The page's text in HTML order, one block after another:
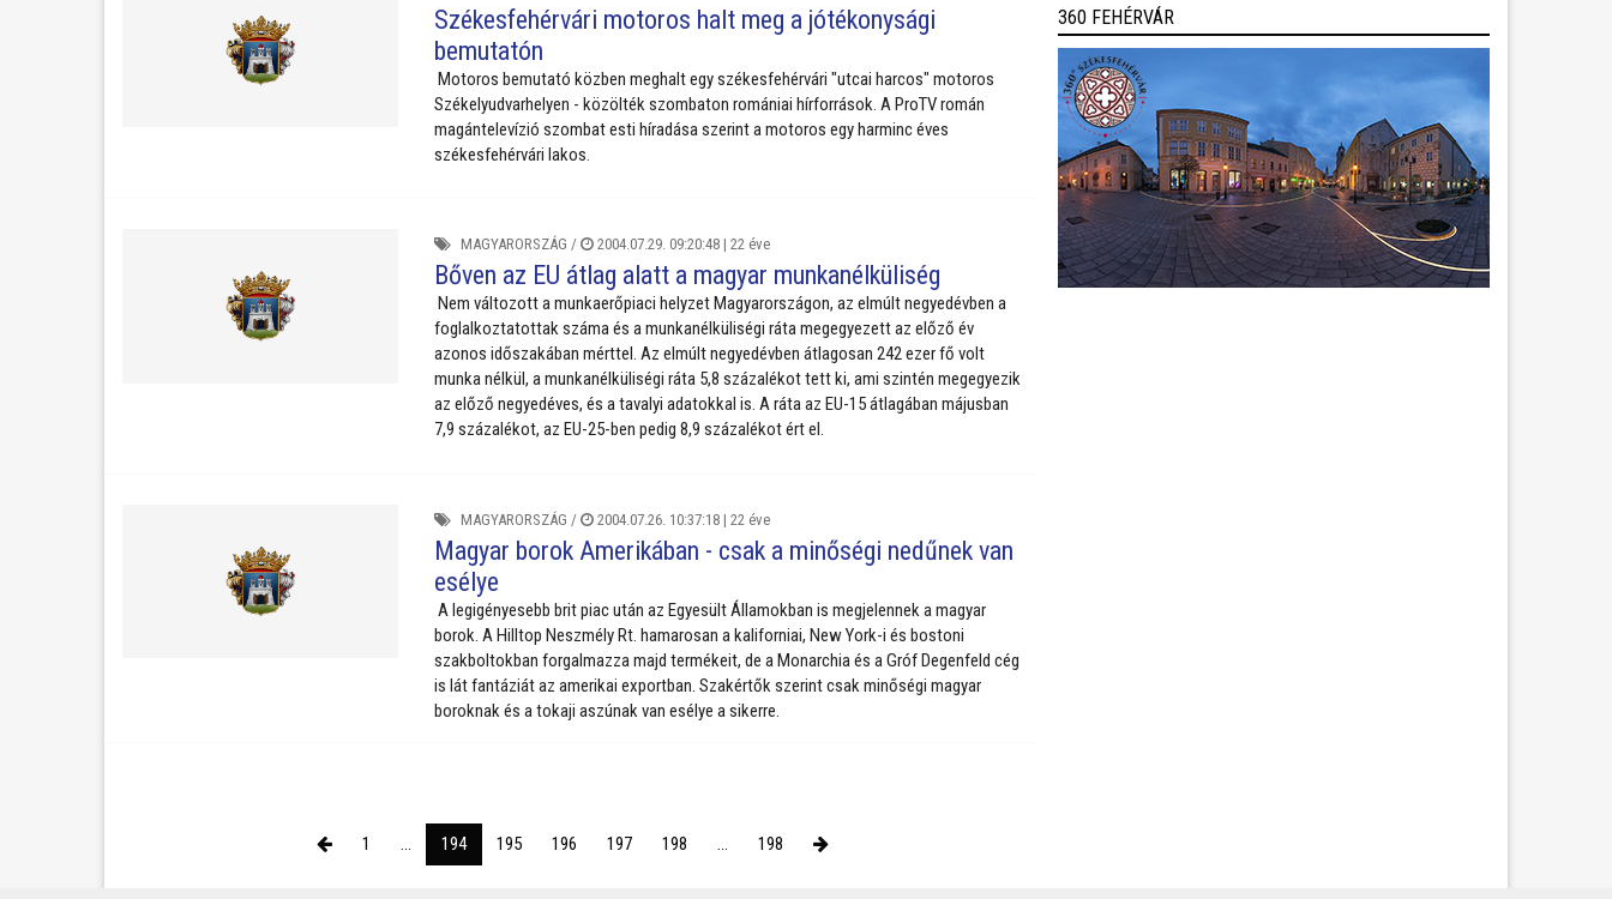
Székesfehérvári motoros halt meg a jótékonysági
bemutatón
Motoros bemutató közben meghalt egy székesfehérvári "utcai harcos" motoros
Székelyudvarhelyen - közölték szombaton romániai hírforrások. A ProTV román
magántelevízió szombat esti híradása szerint a motoros egy harminc éves
székesfehérvári lakos.
MAGYARORSZÁG / 2004.07.29. 09:20:48 | 22 éve
Bőven az EU átlag alatt a magyar munkanélküliség
Nem változott a munkaerőpiaci helyzet Magyarországon, az elmúlt negyedévben a
foglalkoztatottak száma és a munkanélküliségi ráta megegyezett az előző év
azonos időszakában mérttel. Az elmúlt negyedévben átlagosan 242 ezer fő volt
munka nélkül, a munkanélküliségi ráta 5,8 százalékot tett ki, ami szintén megegyezik
az előző negyedéves, és a tavalyi adatokkal is. A ráta az EU-15 átlagában májusban
7,9 százalékot, az EU-25-ben pedig 8,9 százalékot ért el.
MAGYARORSZÁG / 2004.07.26. 10:37:18 | 22 éve
Magyar borok Amerikában - csak a minőségi nedűnek van
esélye
A legigényesebb brit piac után az Egyesült Államokban is megjelennek a magyar
borok. A Hilltop Neszmély Rt. hamarosan a kaliforniai, New York-i és bostoni
szakboltokban forgalmazza majd termékeit, de a Monarchia és a Gróf Degenfeld cég
is lát fantáziát az amerikai exportban. Szakértők szerint csak minőségi magyar
boroknak és a tokaji aszúnak van esélye a sikerre.
1 194 195 196 197 198 198
360 FEHÉRVÁR